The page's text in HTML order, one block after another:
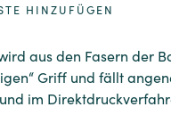
HINZUFÜGEN
aus den Fasern der
Griff und fällt
im